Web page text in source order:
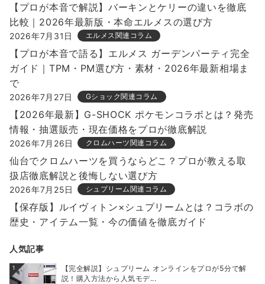
【プロが本音で解説】バーキンとケリーの違いを徹底
比較｜2026年最新版・本命エルメスの選び方
2026年7月31日 エルメス関連コラム
【プロが本音で語る】エルメス ガーデンパーティ完全
ガイド｜TPM・PM選び方・素材・2026年最新相場ま
で
2026年7月27日 Gショック関連コラム
【2026年最新】G-SHOCK ポケモンコラボとは？発売
情報・抽選販売・現在価格をプロが徹底解説
2026年7月26日 クロムハーツ関連コラム
仙台でクロムハーツを買うならどこ？プロが教える取
扱店徹底解説と後悔しない選び方
2026年7月25日 シュプリーム関連コラム
【保存版】ルイヴィトン×シュプリームとは？コラボの
歴史・アイテム一覧・今の価値を徹底ガイド
人気記事
1
【完全解説】シュプリーム オンラインをプロが5分で解
説！購入方法から人気モデ...